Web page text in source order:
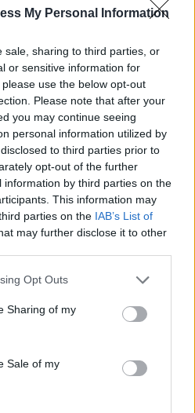
My Personal Information
sale, sharing to third parties, or
or sensitive information for
use the below opt-out
Please note that after your
you may continue seeing
personal information utilized by
to third parties prior to
opt-out of the further
by third parties on the
This information may
parties on the IAB’s List of
may further disclose it to other
Opt Outs
Sharing of my
Sale of my
κρασιά με την
26|15:29
Διψήφια αύξηση εσόδων
ανεκτέλεστο
το πρώτο εξάμηνο
26 12:09
Global Management:
την EasyJet έναντι 7,7
- Η δήλωση του Sir
Χατζηιωάννου
ειδικό πρόγραμμα στήριξης